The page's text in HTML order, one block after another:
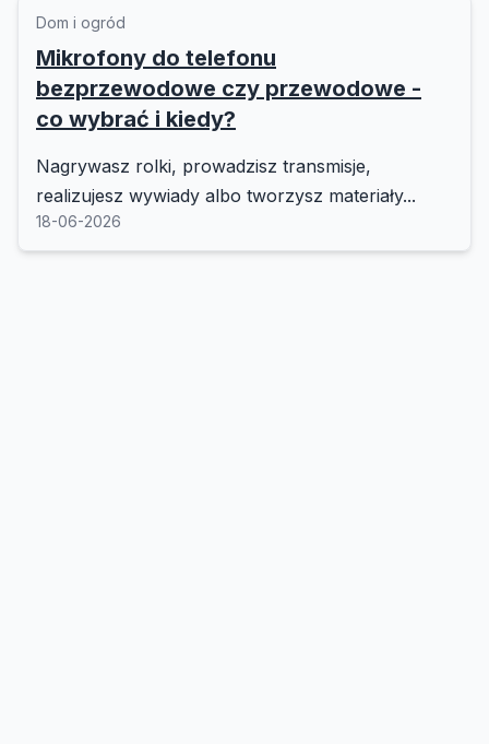
Dom i ogród
Mikrofony do telefonu
bezprzewodowe czy przewodowe -
co wybrać i kiedy?
Nagrywasz rolki, prowadzisz transmisje,
realizujesz wywiady albo tworzysz materiały...
18-06-2026